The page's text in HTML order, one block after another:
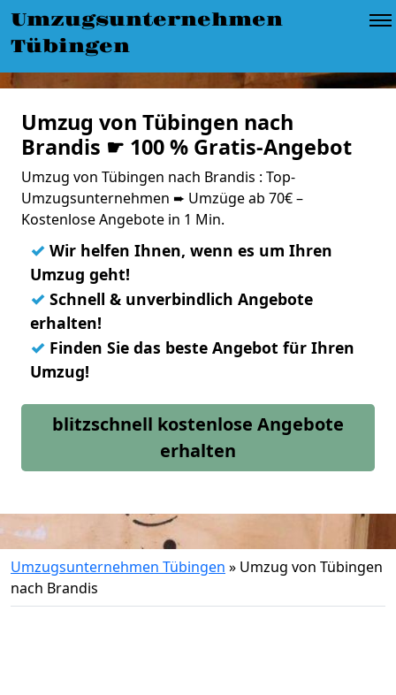
Umzugsunternehmen
Tübingen
Umzug von Tübingen nach
Brandis ☛ 100 % Gratis-Angebot
Umzug von Tübingen nach Brandis : Top-
Umzugsunternehmen ➨ Umzüge ab 70€ –
Kostenlose Angebote in 1 Min.
✓ Wir helfen Ihnen, wenn es um Ihren
Umzug geht!
✓ Schnell & unverbindlich Angebote
erhalten!
✓ Finden Sie das beste Angebot für Ihren
Umzug!
blitzschnell kostenlose Angebote
erhalten
Umzugsunternehmen Tübingen » Umzug von Tübingen
nach Brandis